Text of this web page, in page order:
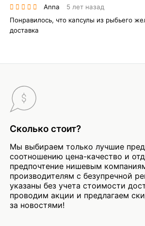
Anna
5 лет назад
Понравилось, что капсулы из рыбьего
доставка
Сколько стоит?
Мы выбираем только лучшие
соотношению цена-качество и
предпочтение нишевым
производителям с безупречной
указаны без учета стоимости
проводим акции и предлагаем
за новостями!